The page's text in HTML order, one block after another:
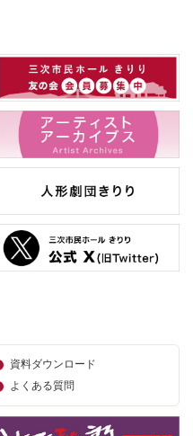
資料ダウンロード
よくある質問